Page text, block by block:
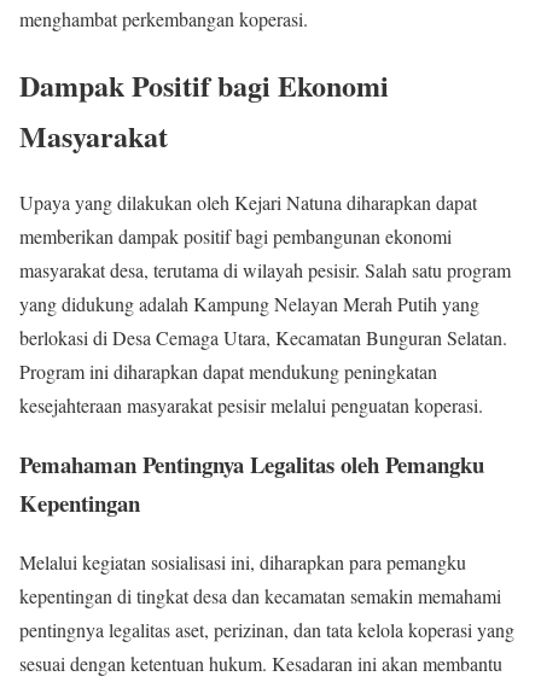
menghambat perkembangan koperasi.
Dampak Positif bagi Ekonomi
Masyarakat
Upaya yang dilakukan oleh Kejari Natuna diharapkan dapat
memberikan dampak positif bagi pembangunan ekonomi
masyarakat desa, terutama di wilayah pesisir. Salah satu program
yang didukung adalah Kampung Nelayan Merah Putih yang
berlokasi di Desa Cemaga Utara, Kecamatan Bunguran Selatan.
Program ini diharapkan dapat mendukung peningkatan
kesejahteraan masyarakat pesisir melalui penguatan koperasi.
Pemahaman Pentingnya Legalitas oleh Pemangku
Kepentingan
Melalui kegiatan sosialisasi ini, diharapkan para pemangku
kepentingan di tingkat desa dan kecamatan semakin memahami
pentingnya legalitas aset, perizinan, dan tata kelola koperasi yang
sesuai dengan ketentuan hukum. Kesadaran ini akan membantu